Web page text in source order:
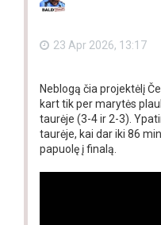
23 Apr 2026, 13:17
Neblogą čia projektėlį
kart tik per marytės
taurėje (3-4 ir 2-3).
taurėje, kai dar iki 86
papuolę į finalą.